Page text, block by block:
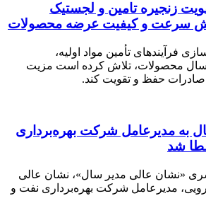
زنجیره تامین و لجستیک
سرعت و کیفیت عرضه محصولات
فرآیندهای تأمین مواد اولیه،
محصولات، تلاش کرده است مزیت
صادرات حفظ و تقویت کند.
به مدیرعامل شرکت بهره‌برداری
شد
«نشان عالی مدیر سال»، نشان عالی
مدیرعامل شرکت بهره‌برداری نفت و